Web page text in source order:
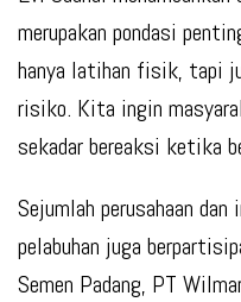
merupakan pondasi
hanya latihan fisik, tapi
risiko. Kita ingin
sekadar bereaksi ketika
Sejumlah perusahaan
pelabuhan juga
Semen Padang, PT